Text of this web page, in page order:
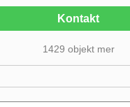
Kontakt
1429 objekt mer